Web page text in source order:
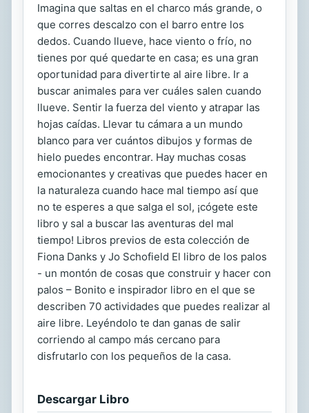
Imagina que saltas en el charco más grande, o
que corres descalzo con el barro entre los
dedos. Cuando llueve, hace viento o frío, no
tienes por qué quedarte en casa; es una gran
oportunidad para divertirte al aire libre. Ir a
buscar animales para ver cuáles salen cuando
llueve. Sentir la fuerza del viento y atrapar las
hojas caídas. Llevar tu cámara a un mundo
blanco para ver cuántos dibujos y formas de
hielo puedes encontrar. Hay muchas cosas
emocionantes y creativas que puedes hacer en
la naturaleza cuando hace mal tiempo así que
no te esperes a que salga el sol, ¡cógete este
libro y sal a buscar las aventuras del mal
tiempo! Libros previos de esta colección de
Fiona Danks y Jo Schofield El libro de los palos
- un montón de cosas que construir y hacer con
palos – Bonito e inspirador libro en el que se
describen 70 actividades que puedes realizar al
aire libre. Leyéndolo te dan ganas de salir
corriendo al campo más cercano para
disfrutarlo con los pequeños de la casa.
Descargar Libro